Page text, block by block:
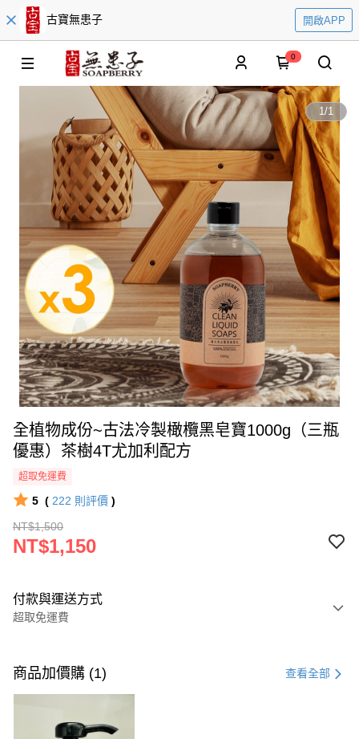
古寶無患子 開啟APP
0
1/1
全植物成份~古法冷製橄欖黑皂寶1000g（三瓶
優惠）茶樹4T尤加利配方
超取免運費
5 ( 222 則評價 )
NT$1,500
NT$1,150
付款與運送方式
超取免運費
信用卡一次付款
LINE Pay
商品加價購 (1) 查看全部